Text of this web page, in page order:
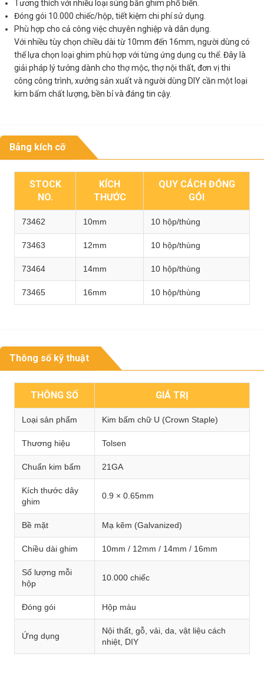
Tương thích với nhiều loại súng bắn ghim phổ biến.
Đóng gói 10.000 chiếc/hộp, tiết kiệm chi phí sử dụng.
Phù hợp cho cả công việc chuyên nghiệp và dân dụng.
Với nhiều tùy chọn chiều dài từ 10mm đến 16mm, người dùng có
thể lựa chọn loại ghim phù hợp với từng ứng dụng cụ thể. Đây là
giải pháp lý tưởng dành cho thợ mộc, thợ nội thất, đơn vị thi
công công trình, xưởng sản xuất và người dùng DIY cần một loại
kim bấm chất lượng, bền bỉ và đáng tin cậy.
Bảng kích cỡ
STOCK
NO.
KÍCH
THƯỚC
QUY CÁCH ĐÓNG
GÓI
73462 10mm 10 hộp/thùng
73463 12mm 10 hộp/thùng
73464 14mm 10 hộp/thùng
73465 16mm 10 hộp/thùng
Thông số kỹ thuật
THÔNG SỐ GIÁ TRỊ
Loại sản phẩm Kim bấm chữ U (Crown Staple)
Thương hiệu Tolsen
Chuẩn kim bấm 21GA
Kích thước dây
ghim
0.9 × 0.65mm
Bề mặt Mạ kẽm (Galvanized)
Chiều dài ghim 10mm / 12mm / 14mm / 16mm
Số lượng mỗi
hộp
10.000 chiếc
Đóng gói Hộp màu
Ứng dụng
Nội thất, gỗ, vải, da, vật liệu cách
nhiệt, DIY